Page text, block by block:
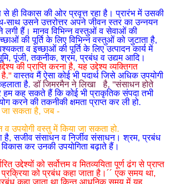
ही विकास की ओर प्रवृत्त रहा है। प्रारंभ में उसकी
उसने उत्तरोत्तर अपने जीवन स्तर का उन्नयन
लगी हैं। मानव विभिन्न वस्तुओं व सेवाओं की
की पूर्ति के लिए विभिन्न वस्तुओं को जुटाता है,
व इच्छाओं की पूर्ति के लिए उत्पादन कार्य में
पूंजी, तकनीक, श्रम, प्रबंध व उद्यम आदि।
की प्राप्ति करना है, यह उद्देश्य व्यक्तिगत
है."वास्तव मैं ऐसा कोई भी पदार्थ जिसे अधिक उपयोगी
है.डॉ जिमरमैन नेलिखा है, "संसाधन होते
हम कह सकते हैं कि कोई भी प्राकृतिक संपदा तभी
की तकनीकी क्षमता प्राप्त कर ली हो.
जा सकता है, जब -
उपयोगी वस्तु में किया जा सकता हो.
है, सजीव संसाधन व निर्जीव संसाधन। श्रम, प्रबंध
कर उनकी उपयोगिता बढ़ाते हैं।
उद्देश्यों को सर्वोत्तम व मितव्ययिता पूर्ण ढंग से प्राप्त
को प्रबंध कहा जाता है।´´ एक समय था,
कहा जाता था किन्तु आधुनिक समय में यह